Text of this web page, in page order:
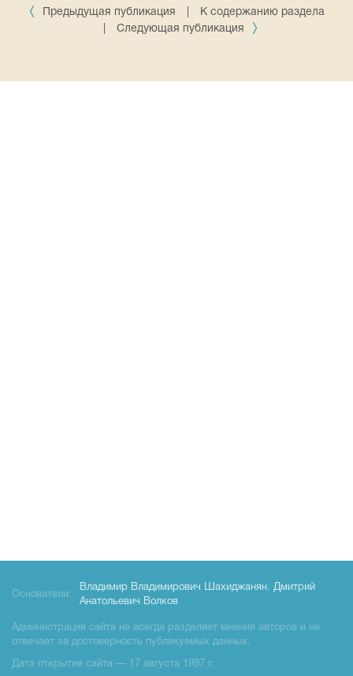
Предыдущая публикация
К содержанию раздела
Следующая публикация
Основатели:
Владимир Владимирович Шахиджанян, Дмитрий
Анатольевич Волков
Администрация сайта не всегда разделяет мнения авторов и не
отвечает за достоверность публикуемых данных.
Дата открытия сайта — 17 августа 1997 г.